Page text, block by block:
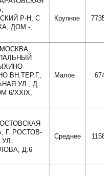
Р-Н, С
ДОМ -,
Крупное
ВН.ТЕР.Г.,
УЛ., Д.
6/XXIX,
Малое
Г. РОСТОВ-
УЛ.
Д.6
Среднее